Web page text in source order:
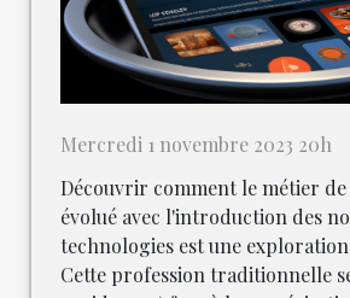
Mercredi 1 novembre 2023 20h
Découvrir comment le métier
évolué avec l'introduction des
technologies est une
Cette profession traditionnelle